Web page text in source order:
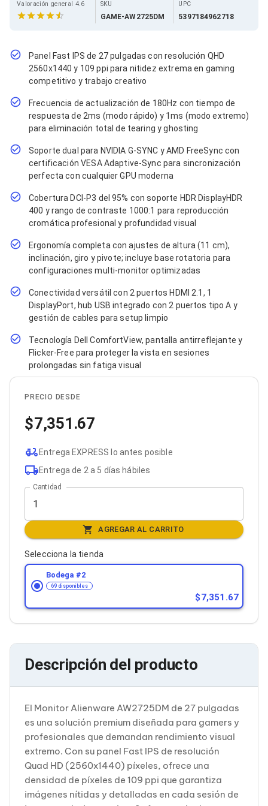
Cables Coaxiales
Accesorios para Cables
Conectores
Tapas y Cajas
Herramientas para Cables
Pinzas Ponchadoras
Probadores de Cable
Cortadoras de Cable
Protectores para Cables
Cables para Impresoras
Bobinas
Cableado Estructurado
Sujetadores de Cables
Cinchos
Adaptadores
Adaptadores PC
Adaptadores PC USB
Adaptadores PC Serial
Adaptadores PC SATA
Adaptadores PC IDE
Adaptadores PC Teclado
Bluetooth
Adaptadores Video
Adaptadores Video DisplayPort
Divisores de Video
Adaptadores Video HDMI
Extensores y Receptores de Vídeo
Adaptadores Video DVI
Adaptadores Video VGA / HD15
Repetidores USB
Adaptadores Audio
Adaptadores Audio AUX
Dispositivos de Entrada
Mouse
Mousepads
Teclados
Teclados Numéricos
Controles de Juego para PC
Servidores
Accesorios para Servidores
Racks y Gabinetes
Charolas para Racks y Gabinetes
Cableado Estructurado para Servidores
Cables KVM
Fuentes de Poder
Enfriamiento para Servidores
Soportes y Paneles
Servidores
Soportes de Datos
Discos Duros / SSD / NAS
Accesorios para Discos Duros
Gabinetes de Discos Duros
Discos Duros Externos
Discos Duros para Videovigilancia
Discos Duros para Servidores
Accesorios para SSD
Gabinetes para SSD
Almacenamiento MSA
Discos Duros Internos para PC
Discos Duros Internos para Laptop
Monitores
Valoración general 4.6 SKU
GAME-AW2725DM
UPC
5397184962718
Panel Fast IPS de 27 pulgadas con resolución QHD
2560x1440 y 109 ppi para nitidez extrema en gaming
competitivo y trabajo creativo
Frecuencia de actualización de 180Hz con tiempo de
respuesta de 2ms (modo rápido) y 1ms (modo extremo)
para eliminación total de tearing y ghosting
Soporte dual para NVIDIA G-SYNC y AMD FreeSync con
certificación VESA Adaptive-Sync para sincronización
perfecta con cualquier GPU moderna
Cobertura DCI-P3 del 95% con soporte HDR DisplayHDR
400 y rango de contraste 1000:1 para reproducción
cromática profesional y profundidad visual
Ergonomía completa con ajustes de altura (11 cm),
inclinación, giro y pivote; incluye base rotatoria para
configuraciones multi-monitor optimizadas
Conectividad versátil con 2 puertos HDMI 2.1, 1
DisplayPort, hub USB integrado con 2 puertos tipo A y
gestión de cables para setup limpio
Tecnología Dell ComfortView, pantalla antirreflejante y
Flicker-Free para proteger la vista en sesiones
prolongadas sin fatiga visual
PRECIO DESDE
7,351.67
Entrega EXPRESS lo antes posible
Entrega de 2 a 5 días hábiles
Cantidad
AGREGAR AL CARRITO
Selecciona la tienda
Bodega #2
69 disponibles
7,351.67
Descripción del producto
El Monitor Alienware AW2725DM de 27 pulgadas
es una solución premium diseñada para gamers y
profesionales que demandan rendimiento visual
extremo. Con su panel Fast IPS de resolución
Quad HD (2560x1440) píxeles, ofrece una
densidad de píxeles de 109 ppi que garantiza
imágenes nítidas y detalladas en cada sesión de